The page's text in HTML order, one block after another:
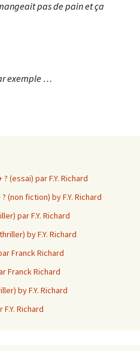
pas de pain et ça
exemple …
(essai) par F.Y. Richard
(non fiction) by F.Y. Richard
par F.Y. Richard
by F.Y. Richard
Franck Richard
Franck Richard
by F.Y. Richard
Richard